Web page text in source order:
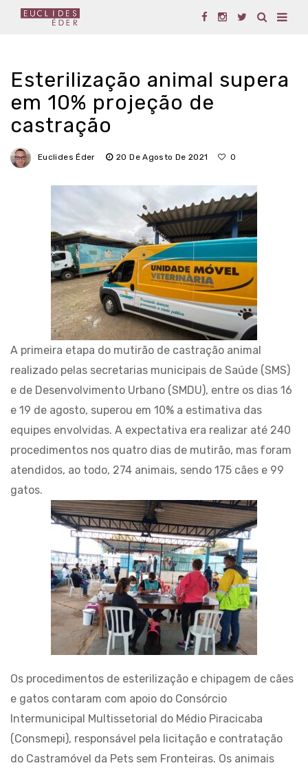
Esterilização animal supera
em 10% projeção de
castração
Euclides Éder 20 De Agosto De 2021 0
A primeira etapa do mutirão de castração animal
realizado pelas secretarias municipais de Saúde (SMS)
e de Desenvolvimento Urbano (SMDU), entre os dias 16
e 19 de agosto, superou em 10% a estimativa das
equipes envolvidas. A expectativa era realizar até 240
procedimentos nos quatro dias de mutirão, mas foram
atendidos, ao todo, 274 animais, sendo 175 cães e 99
gatos.
Os procedimentos de esterilização e chipagem de cães
e gatos contaram com apoio do Consórcio
Intermunicipal Multissetorial do Médio Piracicaba
(Consmepi), responsável pela licitação e contratação
do Castramóvel da Pets sem Fronteiras. Os animais